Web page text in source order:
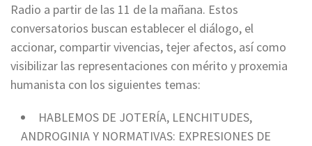
Radio a partir de las 11 de la mañana. Estos
conversatorios buscan establecer el diálogo, el
accionar, compartir vivencias, tejer afectos, así como
visibilizar las representaciones con mérito y proxemia
humanista con los siguientes temas:
HABLEMOS DE JOTERÍA, LENCHITUDES,
ANDROGINIA Y NORMATIVAS: EXPRESIONES DE